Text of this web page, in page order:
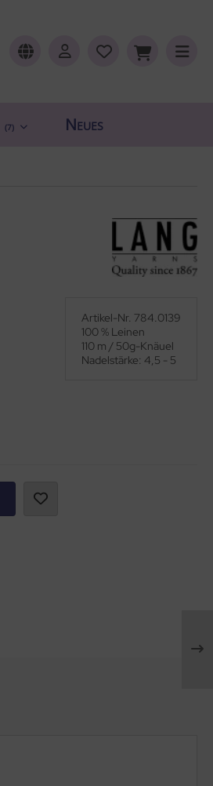
(7) Neues
Artikel-Nr. 784.0139
100 % Leinen
110 m / 50g-Knäuel
Nadelstärke: 4,5 - 5